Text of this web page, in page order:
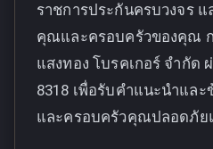
ราชการประกันครบวงจร
คุณและครอบครัวของคุณ
แสงทอง โบรคเกอร์ จำกัด
8318 เพื่อรับคำแนะนำแล
และครอบครัวคุณปลอดภัย